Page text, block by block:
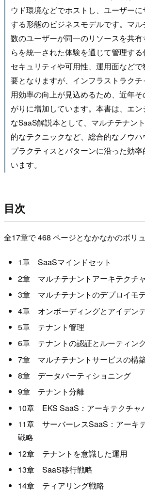
ウド環境などでホストし、ユーザー
する形態のビジネスモデルです。マ
数のユーザーが同一のリソースを共
らを統一された体験を通じて管理する
セキュリティや可用性、運用面など
要となりますが、インフラストラク
用効率の向上が見込めるため、近年
がりに増加しています。本書は、エ
なSaaS解説本として、マルチテナン
的なテクニックなど、総合的なノウハ
プラクティスとパターンに沿った効
います。
目次
全17章で 468 ページとなかなかのボリ
1章 SaaSマインドセット
2章 マルチテナントアーキテクチ
3章 マルチテナントのデプロイモ
4章 オンボーディングとアイデン
5章 テナント管理
6章 テナントの認証とルーティン
7章 マルチテナントサービスの構
8章 データパーティショニング
9章 テナント分離
10章 EKS SaaS：アーキテクチャ
11章 サーバーレスSaaS：アーキ
戦略
12章 テナントを意識した運用
13章 SaaS移行戦略
14章 ティアリング戦略